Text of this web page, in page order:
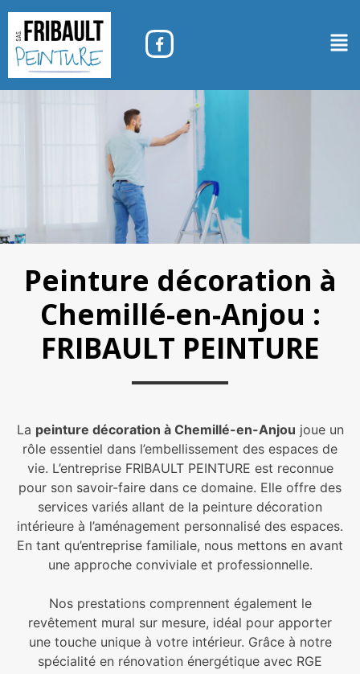
Peinture décoration à
Chemillé-en-Anjou :
FRIBAULT PEINTURE
La peinture décoration à Chemillé-en-Anjou joue un
rôle essentiel dans l’embellissement des espaces de
vie. L’entreprise FRIBAULT PEINTURE est reconnue
pour son savoir-faire dans ce domaine. Elle offre des
services variés allant de la peinture décoration
intérieure à l’aménagement personnalisé des espaces.
En tant qu’entreprise familiale, nous mettons en avant
une approche conviviale et professionnelle.
Nos prestations comprennent également le
revêtement mural sur mesure, idéal pour apporter
une touche unique à votre intérieur. Grâce à notre
spécialité en rénovation énergétique avec RGE